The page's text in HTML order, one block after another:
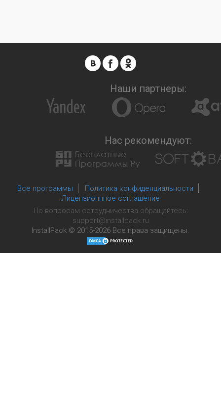
Наши партнеры:
Нас рекомендуют:
Все программы
Политика конфиденциальности
Лицензионнное соглашение
По вопросам сотрудничества обращайтесь:
support@installpack.ru
InstallPack © 2015-2026 Все права защищены.